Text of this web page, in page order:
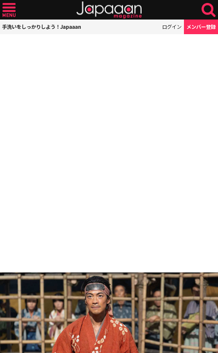
手洗いをしっかりしよう！Japaaan ログイン メンバー登録